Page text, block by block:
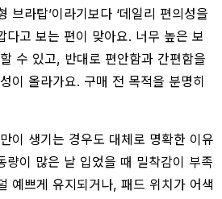
브라탑’이라기보다 ‘데일리 편의성을
다고 보는 편이 맞아요. 너무 높은 보
수 있고, 반대로 편안함과 간편함을
이 올라가요. 구매 전 목적을 분명히
이 생기는 경우도 대체로 명확한 이유
량이 많은 날 입었을 때 밀착감이 부족
예쁘게 유지되거나, 패드 위치가 어색